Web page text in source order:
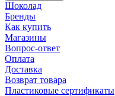
Шоколад
Бренды
Как купить
Магазины
Вопрос-ответ
Оплата
Доставка
Возврат товара
Пластиковые сертификаты